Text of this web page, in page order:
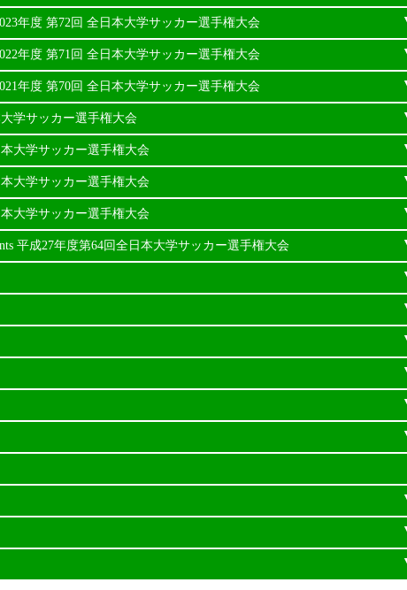
年度 第72回 全日本大学サッカー選手権大会
年度 第71回 全日本大学サッカー選手権大会
年度 第70回 全日本大学サッカー選手権大会
学サッカー選手権大会
大学サッカー選手権大会
大学サッカー選手権大会
大学サッカー選手権大会
平成27年度第64回全日本大学サッカー選手権大会